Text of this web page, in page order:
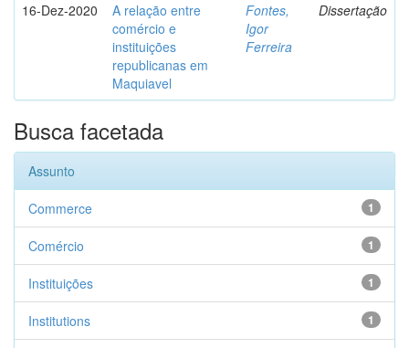
16-Dez-2020
A relação entre
comércio e
instituições
republicanas em
Maquiavel
Fontes,
Igor
Ferreira
Dissertação
Busca facetada
Assunto
1
Commerce
1
Comércio
1
Instituições
1
Institutions